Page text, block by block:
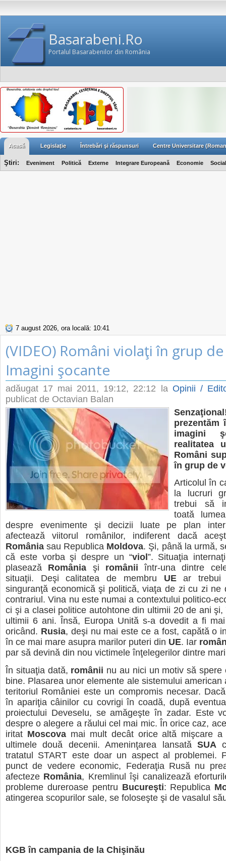
Basarabeni.Ro
Portalul Basarabenilor din România
Acasă Legislaţie Întrebări şi răspunsuri Centre Universitare
Ştiri: Eveniment Politică Externe Integrare Europeană Economie Social
7 august 2026, ora locală: 10:41
(VIDEO) Români violaţi în grup
Imagini şocante
adăugat 17 mai 2011, 19:12, 22:12 la Opinii /
publicat de Octavian Balan
prezentăm
imagini
realitatea
Români
în grup de
Articolul în
la lucruri
trebui să
toată
despre evenimente şi decizii luate pe plan
afectează viitorul românilor, indiferent dacă
România sau Republica Moldova. Şi, până la urmă,
că este vorba şi despre un “viol ”. Situaţia
plasează România şi românii într-una dintre
situaţii. Deşi calitatea de membru UEar trebui
singuranţă economică şi politică, viaţa de zi cu zi ne
contrariul. Vina nu este numai a contextului politico-
ci şi a clasei politice autohtone din ultimii 20 de ani
ultimii 6 ani. Însă, Europa Unită s-a dovedit a fi
oricând. Rusia, deşi nu mai este ce a fost, capătă o
în ce mai mare asupra marilor puteri din UE. Iar
par să devină din nou victimele înţelegerilor dintre
În situaţia dată, românii nu au nici un motiv să spere
bine. Plasarea unor elemente ale sistemului american
teritoriul României este un compromis necesar.
în apariţia câinilor cu covrigi în coadă, după
proiectului Deveselu, se amăgeşte în zadar. Este
despre o alegere a răului cel mai mic. În orice caz,
iritat Moscovamai mult decât orice altă mişcare a
ultimele două decenii. Ameninţarea lansată SUA
tratatul START este doar un aspect al problemei.
punct de vedere economic, Federaţia Rusă nu
afecteze România, Kremlinul îşi canalizează
probleme dureroase pentru Bucureşti: Republica
atingerea scopurilor sale, se foloseşte şi de vasalul
KGB în campania de la Chişinău